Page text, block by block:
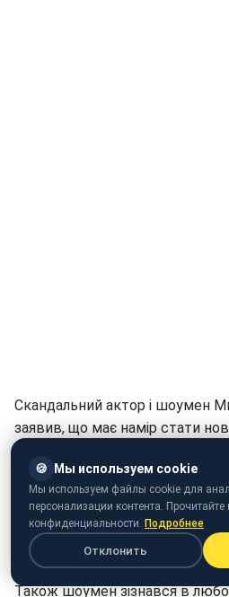
Скандальний актор і шоумен
заявив, що має намір стати
"Я повертаюся в Україну і
висуваючи себе в кандидати
до речі, ще до Майдану хотів
Джигурда.
Також шоумен зізнався в
🍪 Мы используем cookie
Мы используем файлы cookie для
персонализации контента.
конфиденциальности. Подробнее
Отклонить